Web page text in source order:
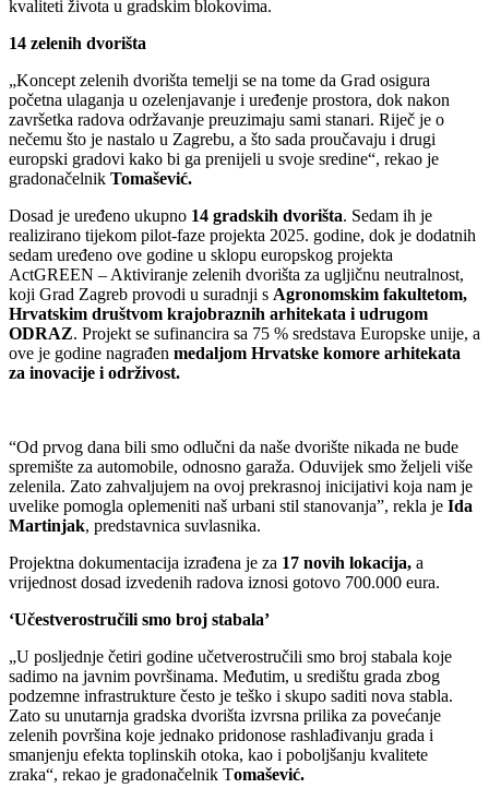
kvaliteti života u gradskim blokovima.
14 zelenih dvorišta
„Koncept zelenih dvorišta temelji se na tome da Grad osigura
početna ulaganja u ozelenjavanje i uređenje prostora, dok nakon
završetka radova održavanje preuzimaju sami stanari. Riječ je o
nečemu što je nastalo u Zagrebu, a što sada proučavaju i drugi
europski gradovi kako bi ga prenijeli u svoje sredine“, rekao je
gradonačelnik Tomašević.
Dosad je uređeno ukupno 14 gradskih dvorišta. Sedam ih je
realizirano tijekom pilot-faze projekta 2025. godine, dok je dodatnih
sedam uređeno ove godine u sklopu europskog projekta
ActGREEN – Aktiviranje zelenih dvorišta za ugljičnu neutralnost,
koji Grad Zagreb provodi u suradnji s Agronomskim fakultetom,
Hrvatskim društvom krajobraznih arhitekata i udrugom
ODRAZ. Projekt se sufinancira sa 75 % sredstava Europske unije, a
ove je godine nagrađen medaljom Hrvatske komore arhitekata
za inovacije i održivost.
“Od prvog dana bili smo odlučni da naše dvorište nikada ne bude
spremište za automobile, odnosno garaža. Oduvijek smo željeli više
zelenila. Zato zahvaljujem na ovoj prekrasnoj inicijativi koja nam je
uvelike pomogla oplemeniti naš urbani stil stanovanja”, rekla je Ida
Martinjak, predstavnica suvlasnika.
Projektna dokumentacija izrađena je za 17 novih lokacija, a
vrijednost dosad izvedenih radova iznosi gotovo 700.000 eura.
‘Učestverostručili smo broj stabala’
„U posljednje četiri godine učetverostručili smo broj stabala koje
sadimo na javnim površinama. Međutim, u središtu grada zbog
podzemne infrastrukture često je teško i skupo saditi nova stabla.
Zato su unutarnja gradska dvorišta izvrsna prilika za povećanje
zelenih površina koje jednako pridonose rashlađivanju grada i
smanjenju efekta toplinskih otoka, kao i poboljšanju kvalitete
zraka“, rekao je gradonačelnik Tomašević.